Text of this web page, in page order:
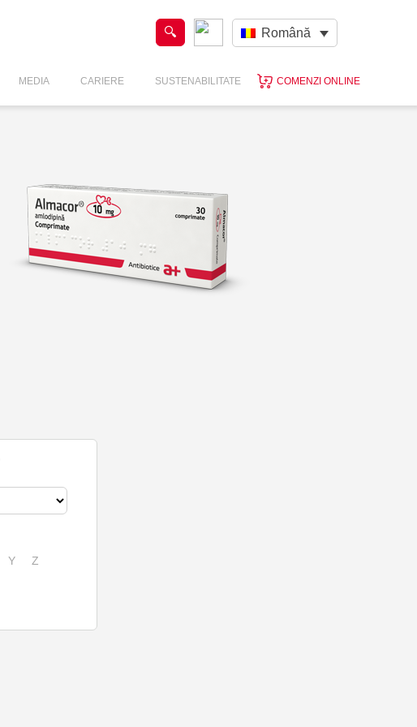
Română
MEDIA CARIERE SUSTENABILITATE COMENZI ONLINE
Y Z